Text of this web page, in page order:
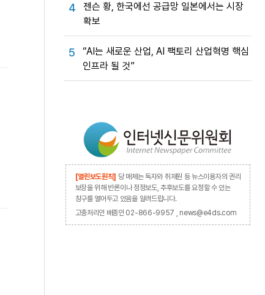
4
젠슨 황, 한국에선 공급망 일본에서는 시장
확보
5
“AI는 새로운 산업, AI 팩토리 산업혁명 핵심
인프라 될 것”
[열린보도원칙] 당 매체는 독자와 취재원 등 뉴스이용자의 권리
보장을 위해 반론이나 정정보도, 추후보도를 요청할 수 있는
창구를 열어두고 있음을 알려드립니다.
고충처리인 배종인 02-866-9957 , news@e4ds.com